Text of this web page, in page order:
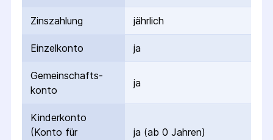
Zinszahlung jährlich
Einzelkonto ja
Gemeinschafts­
konto
ja
Kinderkonto
(Konto für
ja (ab 0 Jahren)